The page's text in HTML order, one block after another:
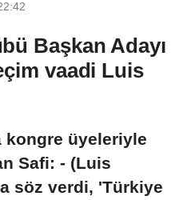
Başkan Adayı
vaadi Luis
üyeleriyle
Safi: - (Luis
söz verdi, 'Türkiye